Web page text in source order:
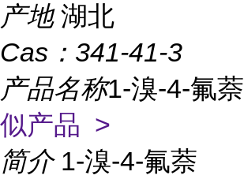
产地 湖北
Cas： 341-41-3
产品名称1-溴-4-氟萘
似产品 >
简介 1-溴-4-氟萘